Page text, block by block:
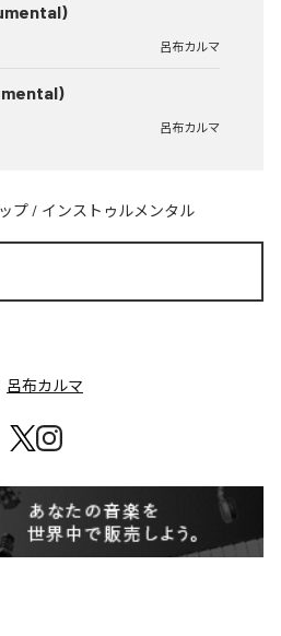
呂布カルマ
呂布カルマ
プ / インストゥルメンタル
呂布カルマ